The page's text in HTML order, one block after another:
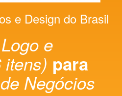
e Design do Brasil
Logo e
itens) para
Negócios